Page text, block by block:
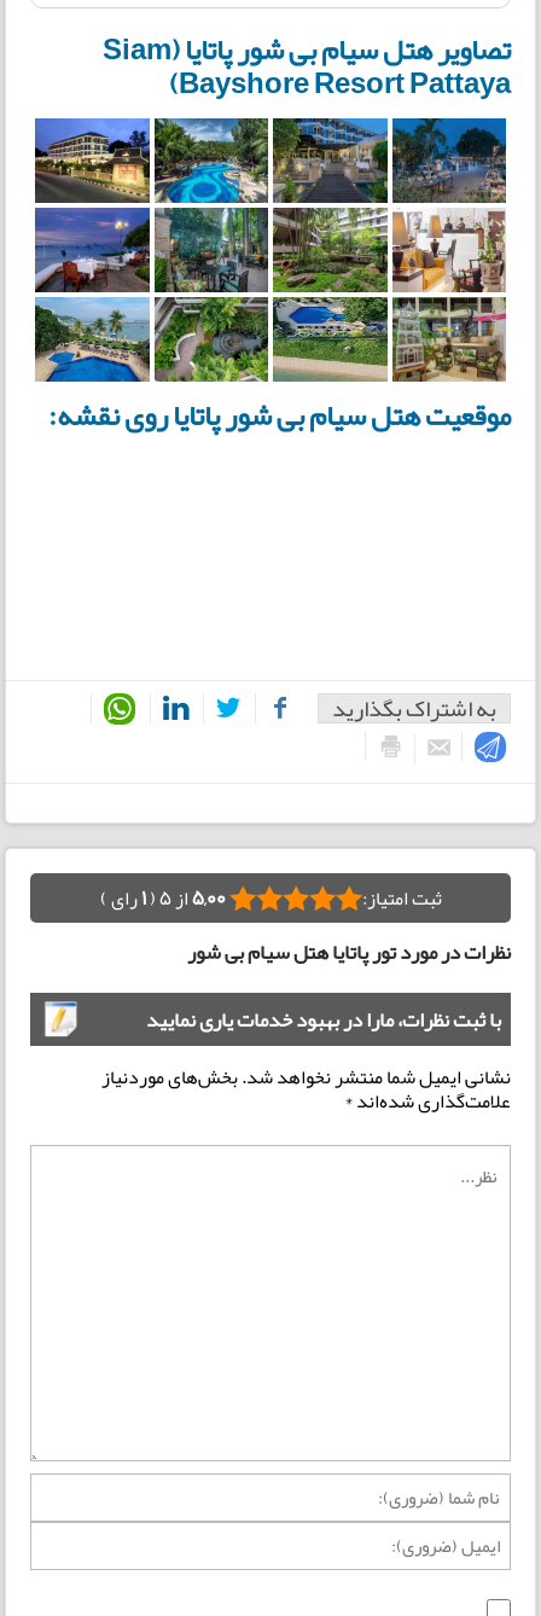
تصاویر هتل سیام بی شور پاتایا (Siam
Bayshore Resort Pattaya)
موقعیت هتل سیام بی شور پاتایا روی نقشه:
به اشتراک بگذارید
ثبت امتیاز: 5,00از 5 ( 1رای )
نظرات در مورد تور پاتایا هتل سیام بی شور
با ثبت نظرات، مارا در بهبود خدمات یاری نمایید
نشانی ایمیل شما منتشر نخواهد شد.بخش‌های موردنیاز
علامت‌گذاری شده‌اند*